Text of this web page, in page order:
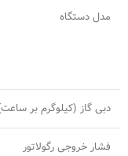
مدل دستگاه
دبی گاز (کیلوگرم بر
فشار خروجی رگولاتور